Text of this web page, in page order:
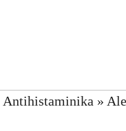
Antihistaminika »